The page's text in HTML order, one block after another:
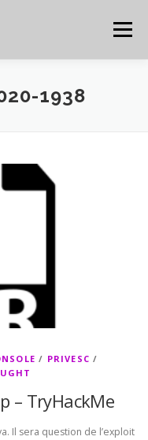
Menu
1938
/ PRIVESC /
– TryHackMe
Il sera question de l’exploit